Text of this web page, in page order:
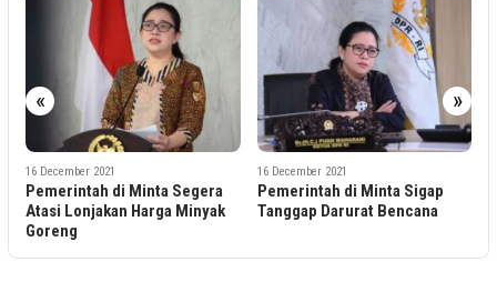
« »
16 December 2021
Pemerintah di Minta Sigap
Tanggap Darurat Bencana
16 December 2021
Kenaikan Tarif Cukai Hasil
Tembakau Harus Perhatikan